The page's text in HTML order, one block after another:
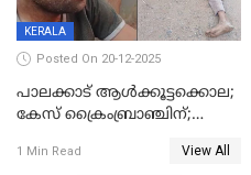
KERALA
Posted On 20-12-2025
പാലക്കാട് ആൾക്കൂട്ടക്കൊല;
കേസ് ക്രൈംബ്രാഞ്ചിന്;
അന്വേഷിക്കും
1 Min Read View All